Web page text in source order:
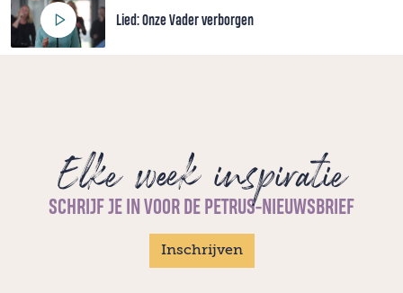
Lied: Onze Vader verborgen
Elke week inspiratie
SCHRIJF JE IN VOOR DE PETRUS-NIEUWSBRIEF
Inschrijven